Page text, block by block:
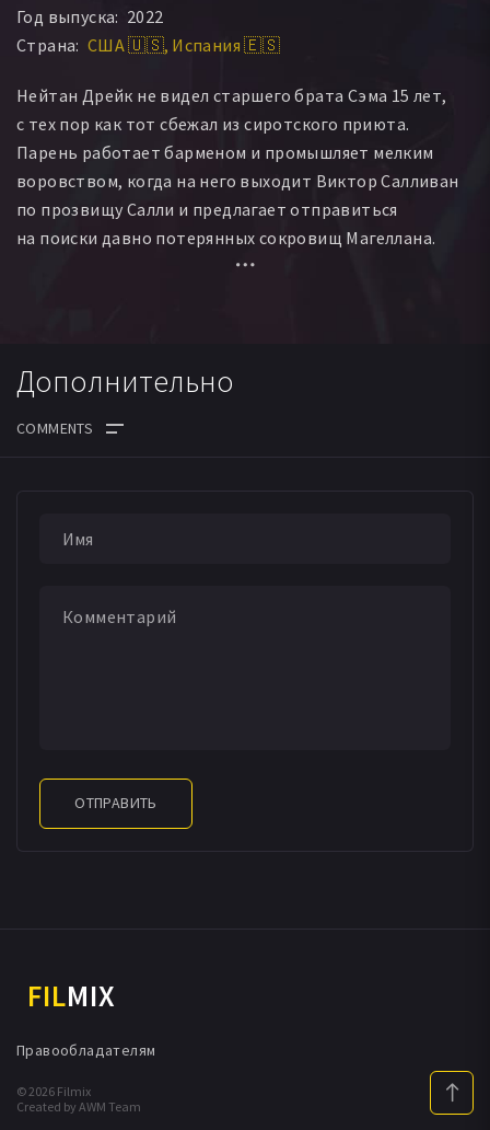
Год выпуска: 2022
Страна: США 🇺🇸 Испания 🇪🇸
Нейтан Дрейк не видел старшего брата Сэма 15 лет,
с тех пор как тот сбежал из сиротского приюта.
Парень работает барменом и промышляет мелким
воровством, когда на него выходит Виктор Салливан
по прозвищу Салли и предлагает отправиться
на поиски давно потерянных сокровищ Магеллана.
Узнав, что Салли знаком с Сэмом, Нейтан соглашается
Дополнительно
ОТПРАВИТЬ
FILMIX
© 2026 Filmix
Created by AWM Team
Правообладателям